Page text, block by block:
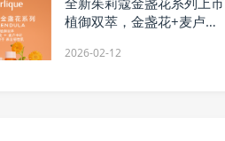
植御双萃，金盏花+麦卢卡
2026-02-12